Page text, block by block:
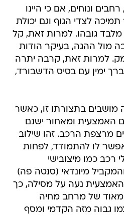
ונוחים, אם כי היינו
לצדי הגוף וגם יכולת
מלבד גובהו. למרות זאת, קל
מול ההגה, בעיקר הודות
למרות זאת, קרבה יתרה
ימין עם בסיס הדשבורד,
מושבים בתצורתו זו, כאשר
האמצעית ומאחור ישנם
מרצפת הרכב. זהו שילוב
לו להתמודד, לפחות
רכב כמו מיצובישי
מיונדאי (סנטה פה)
נעה על מסילה, כך
מאוד של מרחב מחיה
גבוה מזה הקדמי ומסף